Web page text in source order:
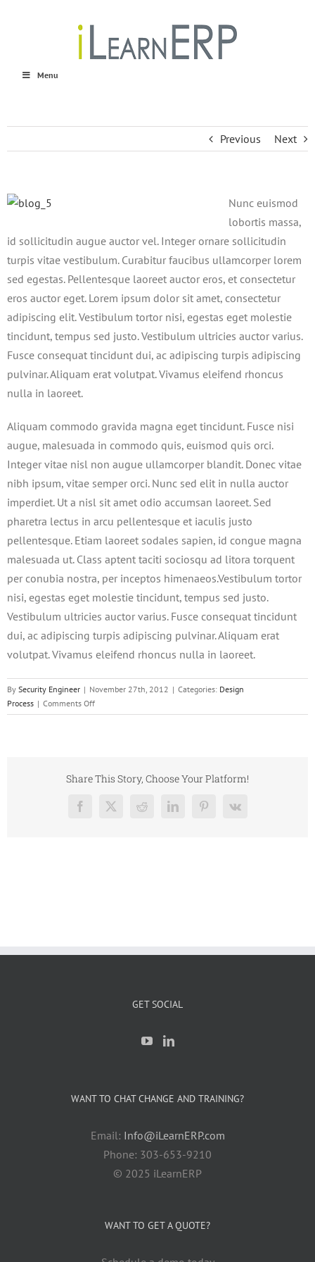
Menu
Previous Next
Nunc euismod
lobortis massa,
id sollicitudin augue auctor vel. Integer ornare sollicitudin
turpis vitae vestibulum. Curabitur faucibus ullamcorper lorem
sed egestas. Pellentesque laoreet auctor eros, et consectetur
eros auctor eget. Lorem ipsum dolor sit amet, consectetur
adipiscing elit. Vestibulum tortor nisi, egestas eget molestie
tincidunt, tempus sed justo. Vestibulum ultricies auctor varius.
Fusce consequat tincidunt dui, ac adipiscing turpis adipiscing
pulvinar. Aliquam erat volutpat. Vivamus eleifend rhoncus
nulla in laoreet.
Aliquam commodo gravida magna eget tincidunt. Fusce nisi
augue, malesuada in commodo quis, euismod quis orci.
Integer vitae nisl non augue ullamcorper blandit. Donec vitae
nibh ipsum, vitae semper orci. Nunc sed elit in nulla auctor
imperdiet. Ut a nisl sit amet odio accumsan laoreet. Sed
pharetra lectus in arcu pellentesque et iaculis justo
pellentesque. Etiam laoreet sodales sapien, id congue magna
malesuada ut. Class aptent taciti sociosqu ad litora torquent
per conubia nostra, per inceptos himenaeos.Vestibulum tortor
nisi, egestas eget molestie tincidunt, tempus sed justo.
Vestibulum ultricies auctor varius. Fusce consequat tincidunt
dui, ac adipiscing turpis adipiscing pulvinar. Aliquam erat
volutpat. Vivamus eleifend rhoncus nulla in laoreet.
By Security Engineer | November 27th, 2012 | Categories: Design
Process | Comments Offon
Vivamus
amet
laoreet
Share This Story, Choose Your Platform!
Facebook
X RedditLinkedInPinterest
Vk
GET SOCIAL
WANT TO CHAT CHANGE AND TRAINING?
Email: Info@iLearnERP.com
Phone: 303-653-9210
© 2025 iLearnERP
WANT TO GET A QUOTE?